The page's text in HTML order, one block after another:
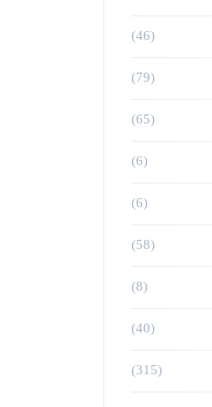
(46)
(79)
(65)
(6)
(6)
(58)
(8)
(40)
(315)